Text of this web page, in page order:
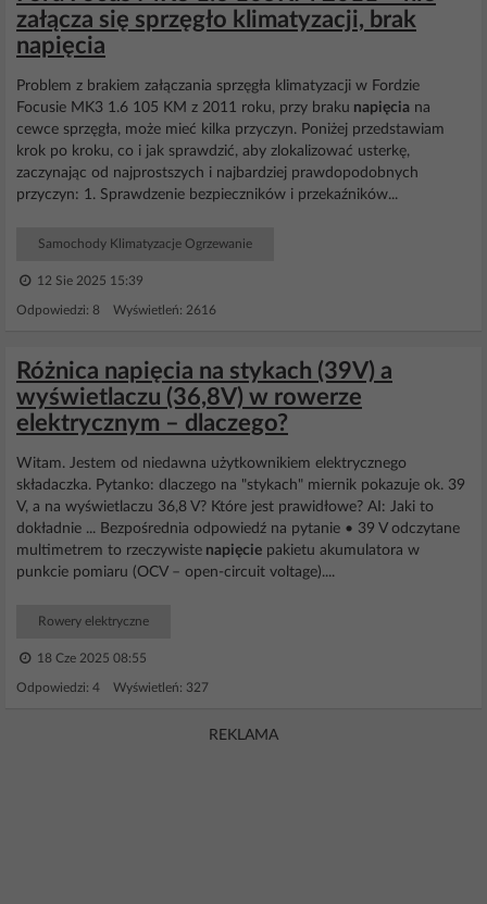
załącza się sprzęgło klimatyzacji, brak
napięcia
Problem z brakiem załączania sprzęgła klimatyzacji w Fordzie
Focusie MK3 1.6 105 KM z 2011 roku, przy braku napięcia na
cewce sprzęgła, może mieć kilka przyczyn. Poniżej przedstawiam
krok po kroku, co i jak sprawdzić, aby zlokalizować usterkę,
zaczynając od najprostszych i najbardziej prawdopodobnych
przyczyn: 1. Sprawdzenie bezpieczników i przekaźników...
Samochody Klimatyzacje Ogrzewanie
12 Sie 2025 15:39
Odpowiedzi: 8 Wyświetleń: 2616
Różnica napięcia na stykach (39V) a
wyświetlaczu (36,8V) w rowerze
elektrycznym – dlaczego?
Witam. Jestem od niedawna użytkownikiem elektrycznego
składaczka. Pytanko: dlaczego na "stykach" miernik pokazuje ok. 39
V, a na wyświetlaczu 36,8 V? Które jest prawidłowe? AI: Jaki to
dokładnie ... Bezpośrednia odpowiedź na pytanie • 39 V odczytane
multimetrem to rzeczywiste napięcie pakietu akumulatora w
punkcie pomiaru (OCV – open-circuit voltage)....
Rowery elektryczne
18 Cze 2025 08:55
Odpowiedzi: 4 Wyświetleń: 327
REKLAMA